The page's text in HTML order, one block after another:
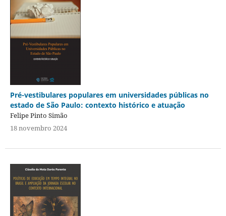
Pré-vestibulares populares em universidades públicas no
estado de São Paulo: contexto histórico e atuação
Felipe Pinto Simão
18 novembro 2024